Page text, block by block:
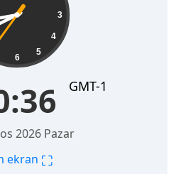
3
4
5
6
GMT-1
2026 Pazar
ekran ⛶